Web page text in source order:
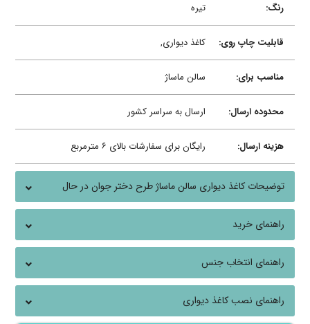
رنگ: تیره
قابلیت چاپ روی: کاغذ دیواری,
مناسب برای: سالن ماساژ
محدوده ارسال: ارسال به سراسر کشور
هزینه ارسال: رایگان برای سفارشات بالای ۶ مترمربع
توضیحات کاغذ دیواری سالن ماساژ طرح دختر جوان در حال
مدیتیشن
راهنمای خرید
راهنمای انتخاب جنس
راهنمای نصب کاغذ دیواری